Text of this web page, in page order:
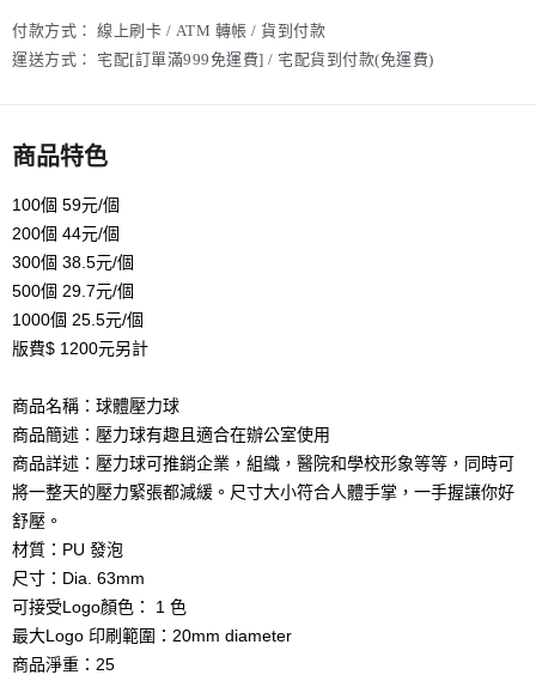
付款方式： 線上刷卡 / ATM 轉帳 / 貨到付款
運送方式：
宅配[訂單滿999免運費] / 宅配貨到付款(免運費)
商品特色
100個 59元/個
200個 44元/個
300個 38.5元/個
500個 29.7元/個
1000個 25.5元/個
版費$ 1200元另計
商品名稱：球體壓力球
商品簡述：壓力球有趣且適合在辦公室使用
商品詳述：壓力球可推銷企業，組織，醫院和學校形象等等，同時可
將一整天的壓力緊張都減緩。尺寸大小符合人體手掌，一手握讓你好
舒壓。
材質：PU 發泡
尺寸：Dia. 63mm
可接受Logo顏色： 1 色
最大Logo 印刷範圍：20mm diameter
商品淨重：25